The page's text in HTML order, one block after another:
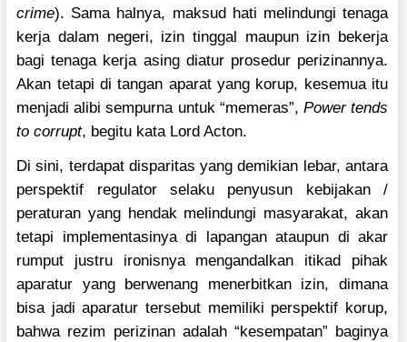
crime). Sama halnya, maksud hati melindungi tenaga
kerja dalam negeri, izin tinggal maupun izin bekerja
bagi tenaga kerja asing diatur prosedur perizinannya.
Akan tetapi di tangan aparat yang korup, kesemua itu
menjadi alibi sempurna untuk “memeras”, Power tends
to corrupt, begitu kata Lord Acton.
Di sini, terdapat disparitas yang demikian lebar, antara
perspektif regulator selaku penyusun kebijakan /
peraturan yang hendak melindungi masyarakat, akan
tetapi implementasinya di lapangan ataupun di akar
rumput justru ironisnya mengandalkan itikad pihak
aparatur yang berwenang menerbitkan izin, dimana
bisa jadi aparatur tersebut memiliki perspektif korup,
bahwa rezim perizinan adalah “kesempatan” baginya